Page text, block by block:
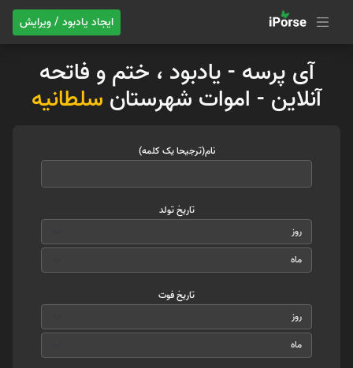
ایجاد یادبود / ویرایش
آی پرسه - یادبود ، ختم و فاتحه
آنلاین - اموات شهرستان سلطانیه
نام(ترجیحا یک کلمه)
تاریخ تولد
تاریخ فوت